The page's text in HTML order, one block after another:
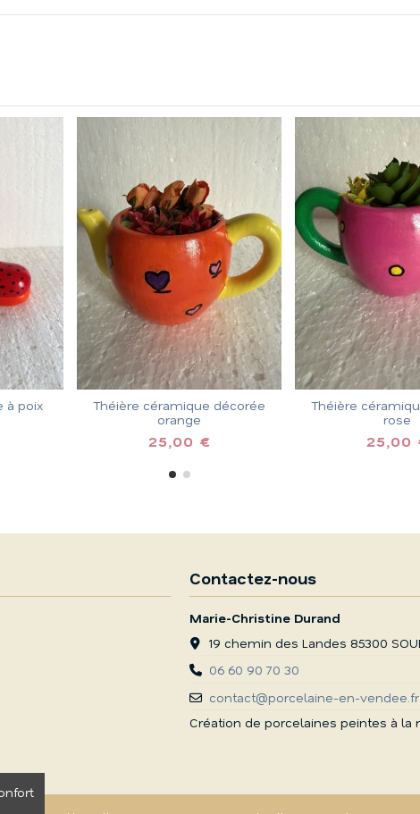
poix
Théière céramique décorée
orange
25,00 €
Théière
rose
25,00 €
Contactez-nous
Marie-Christine Durand
19 chemin des Landes 85300
06 60 90 70 30
contact@porcelaine-en-vendee.fr
Création de porcelaines peintes à la